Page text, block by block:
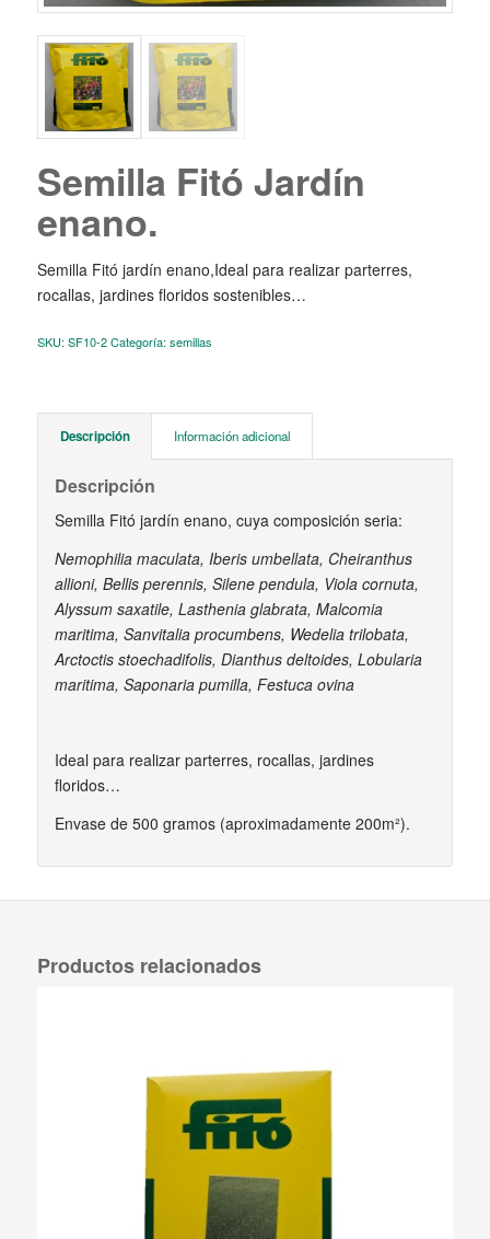
Semilla Fitó Jardín
enano.
Semilla Fitó jardín enano,Ideal para realizar parterres,
rocallas, jardines floridos sostenibles…
SKU: SF10-2 Categoría: semillas
Descripción Información adicional
Descripción
Semilla Fitó jardín enano, cuya composición seria:
Nemophilia maculata, Iberis umbellata, Cheiranthus
allioni, Bellis perennis, Silene pendula, Viola cornuta,
Alyssum saxatile, Lasthenia glabrata, Malcomia
maritima, Sanvitalia procumbens, Wedelia trilobata,
Arctoctis stoechadifolis, Dianthus deltoides, Lobularia
maritima, Saponaria pumilla, Festuca ovina
Ideal para realizar parterres, rocallas, jardines
floridos…
Envase de 500 gramos (aproximadamente 200m²).
Productos relacionados